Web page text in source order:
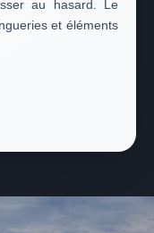
au hasard. Le
et éléments